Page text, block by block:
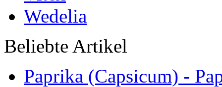
Wedelia
Beliebte Artikel
Paprika (Capsicum) -